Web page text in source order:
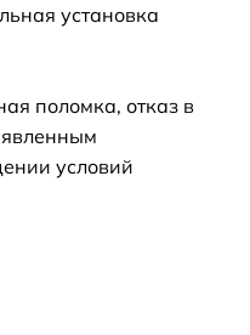
установка
поломка, отказ в
условий